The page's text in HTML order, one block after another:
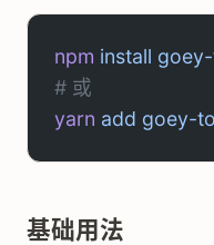
npm install
# 或
yarn add goey-
基础用法